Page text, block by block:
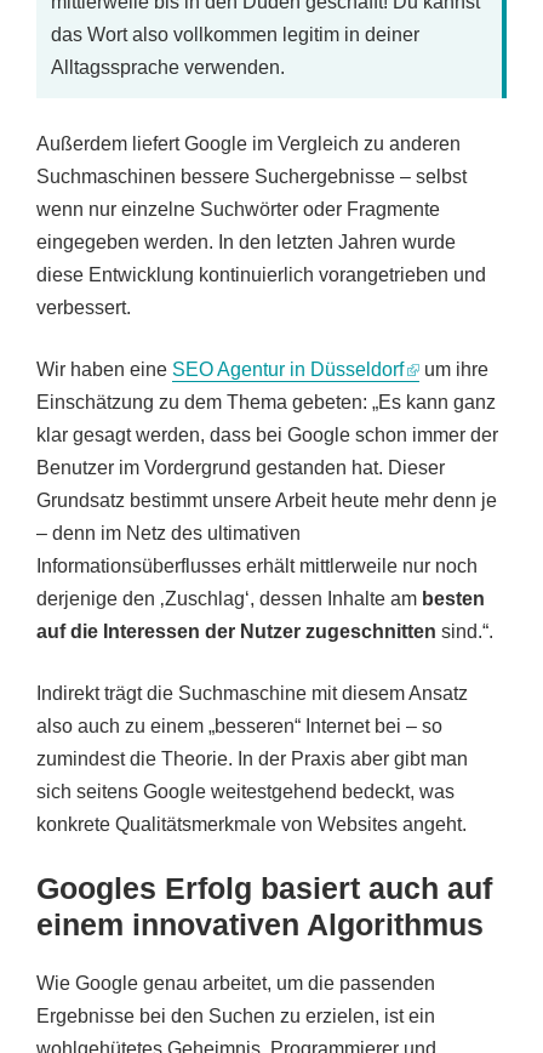
das Wort also vollkommen legitim in deiner
Alltagssprache verwenden.
Außerdem liefert Google im Vergleich zu anderen
Suchmaschinen bessere Suchergebnisse – selbst
wenn nur einzelne Suchwörter oder Fragmente
eingegeben werden. In den letzten Jahren wurde
diese Entwicklung kontinuierlich vorangetrieben und
verbessert.
Wir haben eine SEO Agentur in Düsseldorf
um ihre
Einschätzung zu dem Thema gebeten: „Es kann ganz
klar gesagt werden, dass bei Google schon immer der
Benutzer im Vordergrund gestanden hat. Dieser
Grundsatz bestimmt unsere Arbeit heute mehr denn je
– denn im Netz des ultimativen
Informationsüberflusses erhält mittlerweile nur noch
derjenige den ‚Zuschlag‘, dessen Inhalte am besten
auf die Interessen der Nutzer zugeschnitten sind.“.
Indirekt trägt die Suchmaschine mit diesem Ansatz
also auch zu einem „besseren“ Internet bei – so
zumindest die Theorie. In der Praxis aber gibt man
sich seitens Google weitestgehend bedeckt, was
konkrete Qualitätsmerkmale von Websites angeht.
Googles Erfolg basiert auch auf
einem innovativen Algorithmus
Wie Google genau arbeitet, um die passenden
Ergebnisse bei den Suchen zu erzielen, ist ein
wohlgehütetes Geheimnis. Programmierer und